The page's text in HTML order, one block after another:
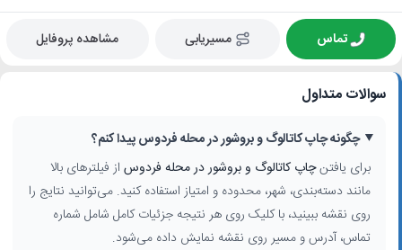
تماس مسیریابی مشاهده پروفایل
سوالات متداول
چگونه چاپ کاتالوگ و بروشور در محله فردوس پیدا کنم؟
برای یافتنچاپ کاتالوگ و بروشور در محله فردوس از فیلترهای بالا
مانند دسته‌بندی، شهر، محدوده و امتیاز استفاده کنید. می‌توانید نتایج را
روی نقشه ببینید، با کلیک روی هر نتیجه جزئیات کامل شامل شماره
تماس، آدرس و مسیر روی نقشه نمایش داده می‌شود.